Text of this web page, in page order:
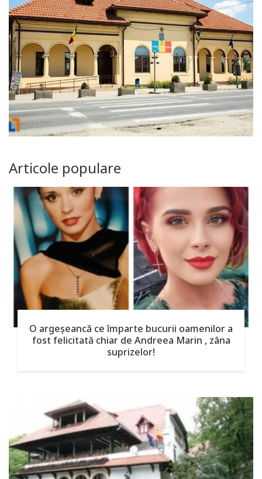
Articole populare
O argeşeancă ce împarte bucurii oamenilor a
fost felicitată chiar de Andreea Marin , zâna
suprizelor!